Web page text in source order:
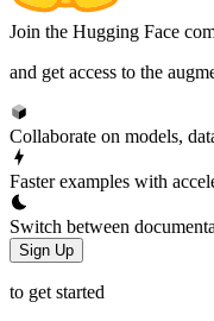
Join the Hugging Face
and get access to the
Collaborate on models,
Faster examples with
Switch between
Sign Up
to get started